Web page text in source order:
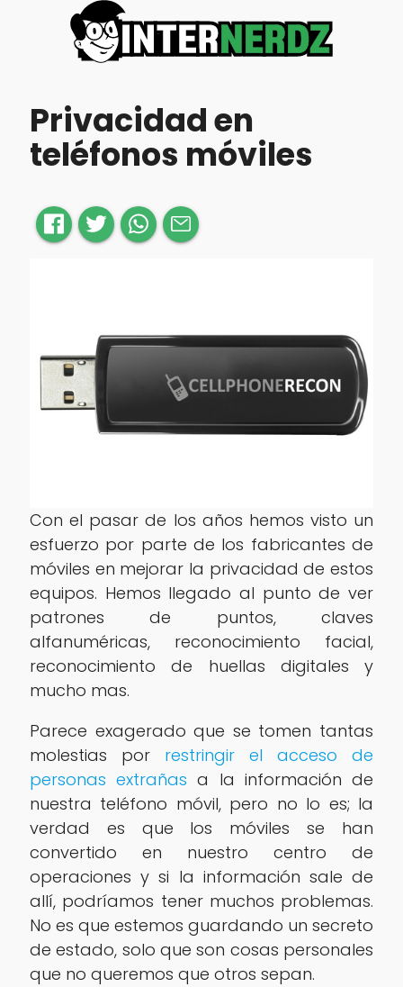
Privacidad en
teléfonos móviles
Con el pasar de los años hemos visto un
esfuerzo por parte de los fabricantes de
móviles en mejorar la privacidad de estos
equipos. Hemos llegado al punto de ver
patrones de puntos, claves
alfanuméricas, reconocimiento facial,
reconocimiento de huellas digitales y
mucho mas.
Parece exagerado que se tomen tantas
molestias por restringir el acceso de
personas extrañas a la información de
nuestra teléfono móvil, pero no lo es; la
verdad es que los móviles se han
convertido en nuestro centro de
operaciones y si la información sale de
allí, podríamos tener muchos problemas.
No es que estemos guardando un secreto
de estado, solo que son cosas personales
que no queremos que otros sepan.